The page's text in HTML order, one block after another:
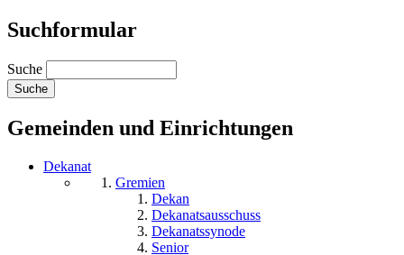
Suchformular
Suche
Gemeinden und Einrichtungen
Dekanat
Gremien
Dekan
Dekanatsausschuss
Dekanatssynode
Senior